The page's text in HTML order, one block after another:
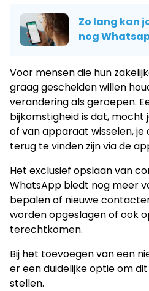
Zo lang kan
nog
Voor mensen die hun
graag gescheiden willen
verandering als geroepen.
bijkomstigheid is dat, mocht
of van apparaat wisselen,
terug te vinden zijn via de
Het exclusief opslaan van
WhatsApp biedt nog meer
bepalen of nieuwe
worden opgeslagen of ook
terechtkomen.
Bij het toevoegen van een
er een duidelijke optie om
stellen.